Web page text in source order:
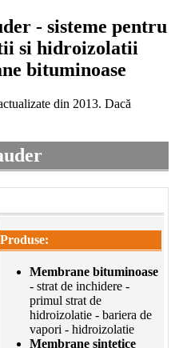
- sisteme pentru
si hidroizolatii
bituminoase
din 2013. Dacă
Produse:
Membrane bituminoase
- strat de inchidere -
primul strat de
hidroizolatie - bariera de
vapori - hidroizolatie
Membrane sintetice